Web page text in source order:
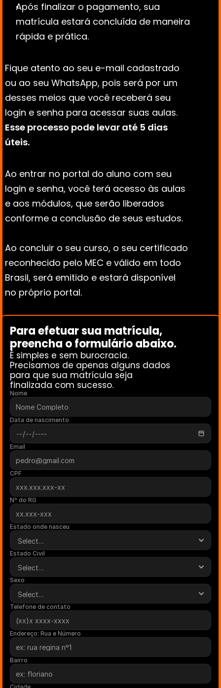
Após finalizar o pagamento, sua
matrícula estará concluída de maneira
rápida e prática.
Fique atento ao seu e-mail cadastrado
ou ao seu WhatsApp, pois será por um
desses meios que você receberá seu
Esse processo pode levar até 5 dias
úteis.
Ao entrar no portal do aluno com seu
login e senha, você terá acesso às aulas
e aos módulos, que serão liberados
conforme a conclusão de seus estudos.
Ao concluir o seu curso, o seu certificado
reconhecido pelo MEC e válido em todo
Brasil, será emitido e estará disponível
no próprio portal.
Para efetuar sua matrícula,
preencha o formulário abaixo.
É simples e sem burocracia.
Precisamos de apenas alguns dados
para que sua matrícula seja
finalizada com sucesso.
Nome
Data de nascimento
Email
CPF
Nº do RG
Estado onde nasceu
Estado Civil
Sexo
Telefone de contato
Endereço: Rua e Número
Bairro